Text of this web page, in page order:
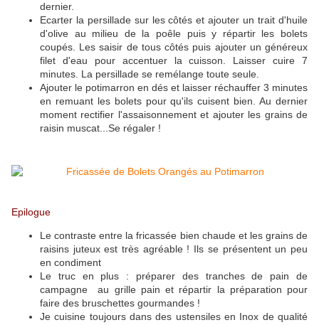
dernier.
Ecarter la persillade sur les côtés et ajouter un trait d'huile
d'olive au milieu de la poêle puis y répartir les bolets
coupés. Les saisir de tous côtés puis ajouter un généreux
filet d'eau pour accentuer la cuisson. Laisser cuire 7
minutes. La persillade se remélange toute seule.
Ajouter le potimarron en dés et laisser réchauffer 3 minutes
en remuant les bolets pour qu'ils cuisent bien. Au dernier
moment rectifier l'assaisonnement et ajouter les grains de
raisin muscat...Se régaler !
Epilogue
Le contraste entre la fricassée bien chaude et les grains de
raisins juteux est très agréable ! Ils se présentent un peu
en condiment
Le truc en plus : préparer des tranches de pain de
campagne au grille pain et répartir la préparation pour
faire des bruschettes gourmandes !
Je cuisine toujours dans des ustensiles en Inox de qualité